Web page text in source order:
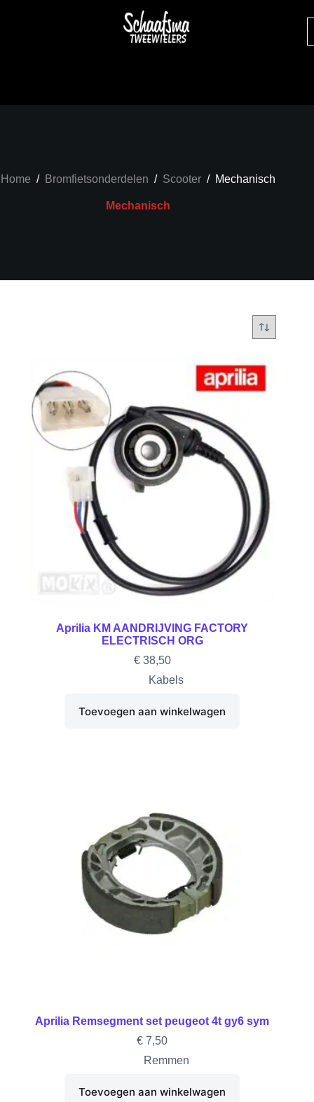
Home / Bromfietsonderdelen / Scooter / Mechanisch
Mechanisch
Aprilia KM AANDRIJVING FACTORY
ELECTRISCH ORG
€38,50
Kabels
Toevoegen aan winkelwagen
Aprilia Remsegment set peugeot 4t gy6 sym
€ 7,50
Remmen
Toevoegen aan winkelwagen